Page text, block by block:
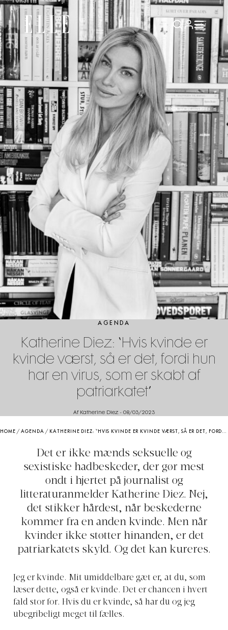
AGENDA
Katherine Diez: “Hvis kvinde er
kvinde værst, så er det, fordi hun
har en virus, som er skabt af
patriarkatet”
Af Katherine Diez - 08/03/2023
HOME /AGENDA / KATHERINE DIEZ: “HVIS KVINDE ER KVINDE VÆRST, SÅ ER DET, FORDI HUN HAR EN VIRUS, SOM ER SKABT AF PATRIARKATET”
Det er ikke mænds seksuelle og
sexistiske hadbeskeder, der gør mest
ondt i hjertet på journalist og
litteraturanmelder Katherine Diez. Nej,
det stikker hårdest, når beskederne
kommer fra en anden kvinde. Men når
kvinder ikke støtter hinanden, er det
patriarkatets skyld. Og det kan kureres.
Jeg er kvinde. Mit umiddelbare gæt er, at du, som
læser dette, også er kvinde. Det er chancen i hvert
fald stor for. Hvis du er kvinde, så har du og jeg
ubegribeligt meget til fælles.